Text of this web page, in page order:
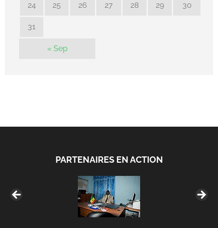
24 25 26 27 28 29 30
31
« Sep
PARTENAIRES EN ACTION